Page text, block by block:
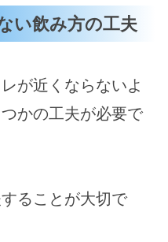
い飲み方の工夫
が近くならないよ
かの工夫が必要で
ることが大切で